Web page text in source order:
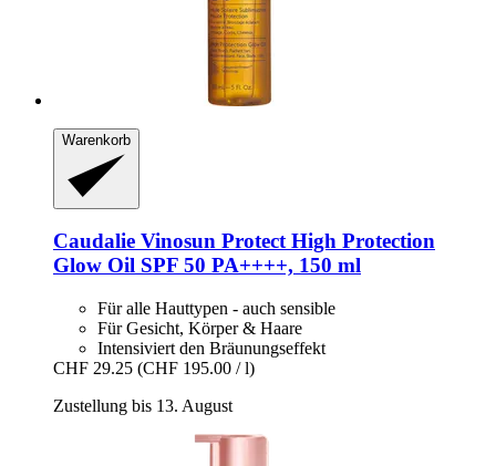
Warenkorb
Caudalie Vinosun Protect High Protection
Glow Oil SPF 50 PA++++, 150 ml
Für alle Hauttypen - auch sensible
Für Gesicht, Körper & Haare
Intensiviert den Bräunungseffekt
CHF 29.25 (CHF 195.00 / l)
Zustellung bis 13. August